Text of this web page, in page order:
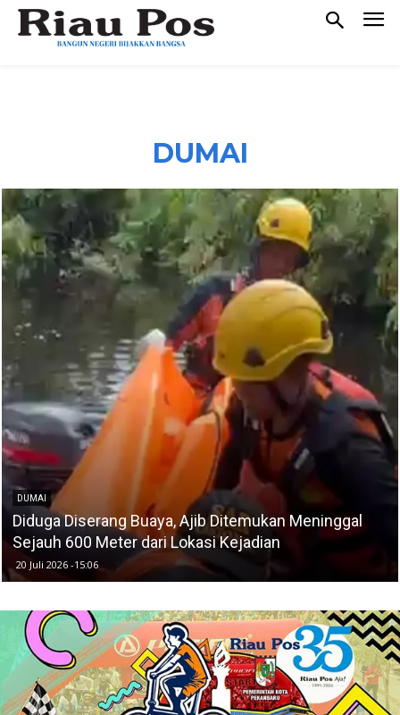
DUMAI
DUMAI
Diduga Diserang Buaya, Ajib Ditemukan Meninggal
Sejauh 600 Meter dari Lokasi Kejadian
20 Juli 2026 -15:06